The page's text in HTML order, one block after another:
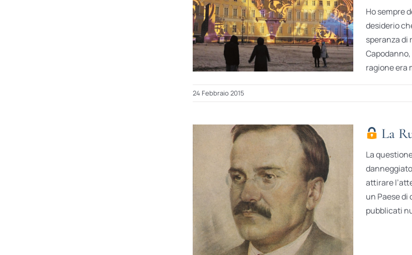
Ho sempre
desiderio
speranza di
ragione era
24 Febbraio 2015
La
La
attirare
un Paese
pubblicati